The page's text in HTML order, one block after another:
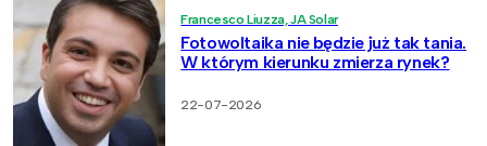
Francesco Liuzza, JA Solar
Fotowoltaika nie będzie już tak tania.
W którym kierunku zmierza rynek?
22-07-2026